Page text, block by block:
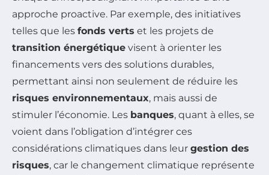
approche proactive. Par exemple, des initiatives
telles que les fonds verts et les projets de
transition énergétique visent à orienter les
financements vers des solutions durables,
permettant ainsi non seulement de réduire les
risques environnementaux, mais aussi de
stimuler l’économie. Les banques, quant à elles, se
voient dans l’obligation d’intégrer ces
considérations climatiques dans leur gestion des
risques, car le changement climatique représente